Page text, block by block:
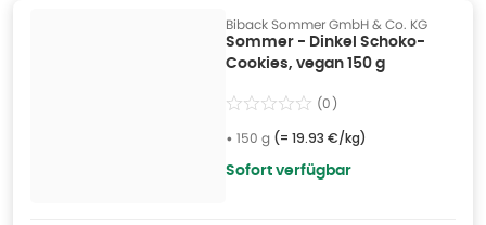
Biback Sommer GmbH & Co. KG
Sommer - Dinkel Schoko-
Cookies, vegan 150 g
(0)
• 150 g (= 19.93 €/kg)
Sofort verfügbar